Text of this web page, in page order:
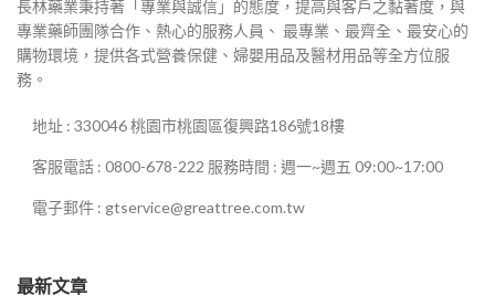
長林藥業秉持著「專業與誠信」的態度，提高與客戶之黏著度，與
專業藥師團隊合作、熱心的服務人員、 最專業、最齊全、最安心的
購物環境，提供各式營養保健、婦嬰用品及醫材用品等全方位服
務。
地址 : 330046 桃園市桃園區復興路186號18樓
客服電話 : 0800-678-222 服務時間 : 週一~週五 09:00~17:00
電子郵件 : gtservice@greattree.com.tw
最新文章